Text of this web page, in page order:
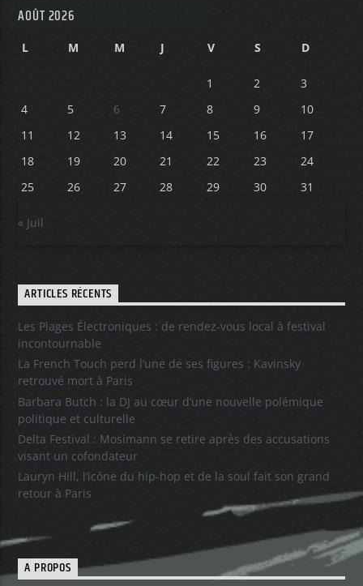
AOÛT 2026
L M M J V S D
1 2
3
4
5 6 7 8 9
10
11
12 13 14 15 16
17
18
19 20 21 22 23
24
25
26 27 28 29 30 31
« Juil
ARTICLES RÉCENTS
Les Plages Électroniques : de rendez-vous local à festival
incontournable
La French Touch perd l’une de ses figures : Kavinsky
retrouvé mort à Paris
Barbara Butch : la DJ au cœur d’une nouvelle polémique
politique et culturelle
Delta Festival : Mosimann se retire après des accusations
visant un cofondateur
Lauryn Hill, l’icône du hip-hop et de la soul fait son grand
retour à Paris
A PROPOS